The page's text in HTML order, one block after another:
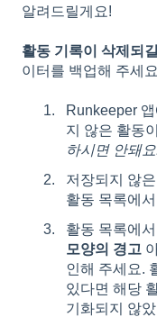
알려드릴게요!
활동 기록이 삭제되
이터를 백업해 주세
Runkeeper 앱
지 않은 활동
하시면 안돼
저장되지 않
활동 목록에
활동 목록에
모양의 경고
인해 주세요.
있다면 해당
기화되지 않